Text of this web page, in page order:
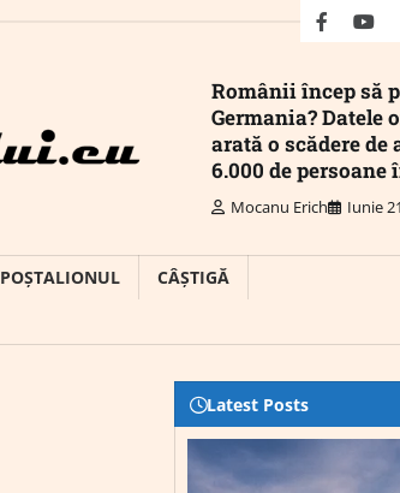
facebook
Românii încep să
Germania? Datele
arată o scădere de
6.000 de persoane
Mocanu Erich Iunie
POȘTALIONUL CÂȘTIGĂ
Latest Posts